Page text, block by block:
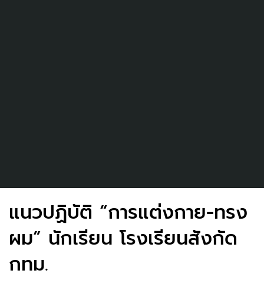
แนวปฏิบัติ “การแต่งกาย-ทรง
ผม” นักเรียน โรงเรียนสังกัด
กทม.